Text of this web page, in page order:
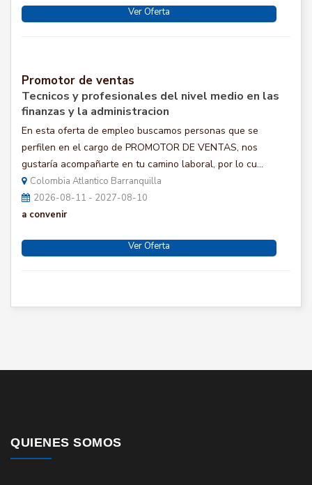
Ver Oferta
Promotor de ventas
Tecnicos y profesionales del nivel medio en las
finanzas y la administracion
En esta oferta de empleo buscamos personas que se
perfilen en el cargo de PROMOTOR DE VENTAS, nos
gustaría acompañarte en tu camino laboral, por lo cu...
Colombia Atlantico Barranquilla
2026-08-11 - 2027-08-10
a convenir
Ver Oferta
QUIENES SOMOS